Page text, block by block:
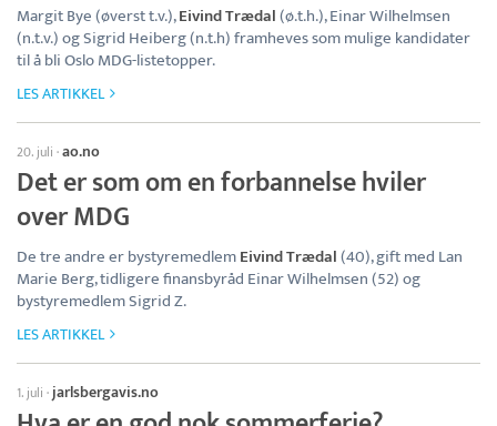
Margit Bye (øverst t.v.),Eivind Trædal(ø.t.h.), Einar Wilhelmsen
(n.t.v.) og Sigrid Heiberg (n.t.h) framheves som mulige kandidater
til å bli Oslo MDG-listetopper.
LES ARTIKKEL
20. juli ·ao.no
Det er som om en forbannelse hviler
over MDG
De tre andre er bystyremedlemEivind Trædal(40), gift med Lan
Marie Berg, tidligere finansbyråd Einar Wilhelmsen (52) og
bystyremedlem Sigrid Z.
LES ARTIKKEL
1. juli ·jarlsbergavis.no